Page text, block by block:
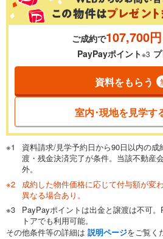
0.01%
一般的には最長35年まで借り入れ可
が完済時の年齢は80歳までを条件と
閉じる
頭金
0万円
自己資金から住宅購入にかけられる
い。一般的には物件価格の2割まで
閉じる
ボーナス
ご成約で107,700円
PayPayポイント※3
資料をもらう
室内･現地を見学す
資料請求/見学予約日から90日以内の成
渡・残金決済完了が条件。当該不動産
外。
成約した物件価格に応じて付与額が変
異なる場合あり。
PayPayポイントは出金と譲渡は不可
トアでも利用可能。
その他条件等の詳細は 説明ページをご覧く